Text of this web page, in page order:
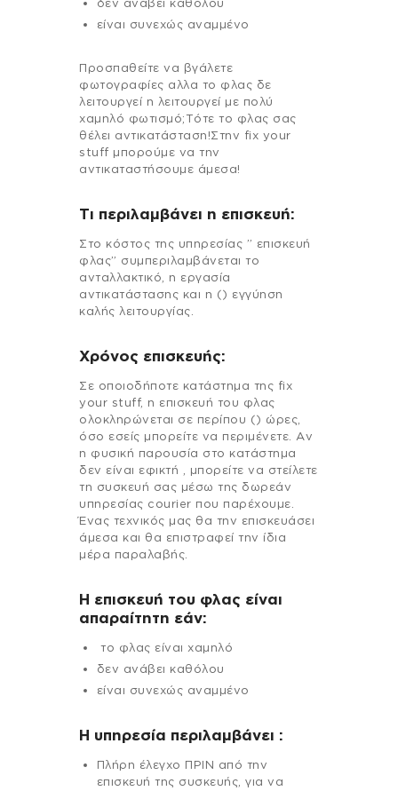
δεν ανάβει καθόλου
είναι συνεχώς αναμμένο
Προσπαθείτε να βγάλετε
φωτογραφίες αλλα το φλας δε
λειτουργεί η λειτουργεί με πολύ
χαμηλό φωτισμό;Τότε το φλας σας
θέλει αντικατάσταση!Στην fix your
stuff μπορούμε να την
αντικαταστήσουμε άμεσα!
Τι περιλαμβάνει η επισκευή:
Στo κόστος της υπηρεσίας ” επισκευή
φλας” συμπεριλαμβάνεται το
ανταλλακτικό, η εργασία
αντικατάστασης και η () εγγύηση
καλής λειτουργίας.
Χρόνος επισκευής:
Σε οποιοδήποτε κατάστημα της fix
your stuff, η επισκευή του φλας
ολοκληρώνεται σε περίπου () ώρες,
όσο εσείς μπορείτε να περιμένετε. Αν
η φυσική παρουσία στο κατάστημα
δεν είναι εφικτή , μπορείτε να στείλετε
τη συσκευή σας μέσω της δωρεάν
υπηρεσίας courier που παρέχουμε.
Ένας τεχνικός μας θα την επισκευάσει
άμεσα και θα επιστραφεί την ίδια
μέρα παραλαβής.
Η επισκευή του φλας είναι
απαραίτητη εάν:
το φλας είναι χαμηλό
δεν ανάβει καθόλου
είναι συνεχώς αναμμένο
H υπηρεσία περιλαμβάνει :
Πλήρη έλεγχο ΠΡΙΝ από την
επισκευή της συσκευής, για να